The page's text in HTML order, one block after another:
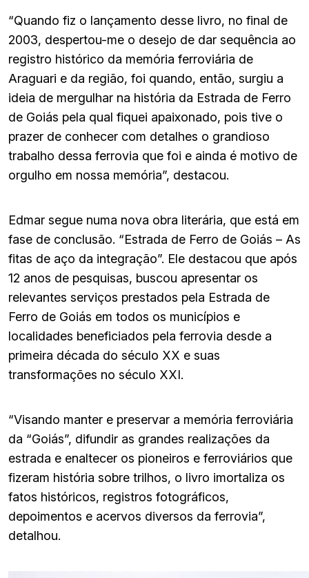
“Quando fiz o lançamento desse livro, no final de
2003, despertou-me o desejo de dar sequência ao
registro histórico da memória ferroviária de
Araguari e da região, foi quando, então, surgiu a
ideia de mergulhar na história da Estrada de Ferro
de Goiás pela qual fiquei apaixonado, pois tive o
prazer de conhecer com detalhes o grandioso
trabalho dessa ferrovia que foi e ainda é motivo de
orgulho em nossa memória”, destacou.
Edmar segue numa nova obra literária, que está em
fase de conclusão. “Estrada de Ferro de Goiás – As
fitas de aço da integração”. Ele destacou que após
12 anos de pesquisas, buscou apresentar os
relevantes serviços prestados pela Estrada de
Ferro de Goiás em todos os municípios e
localidades beneficiados pela ferrovia desde a
primeira década do século XX e suas
transformações no século XXI.
“Visando manter e preservar a memória ferroviária
da “Goiás”, difundir as grandes realizações da
estrada e enaltecer os pioneiros e ferroviários que
fizeram história sobre trilhos, o livro imortaliza os
fatos históricos, registros fotográficos,
depoimentos e acervos diversos da ferrovia”,
detalhou.